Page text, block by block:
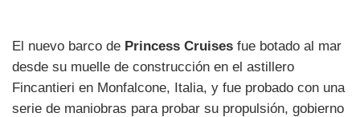
El nuevo barco de Princess Cruises fue botado al mar
desde su muelle de construcción en el astillero
Fincantieri en Monfalcone, Italia, y fue probado con una
serie de maniobras para probar su propulsión, gobierno